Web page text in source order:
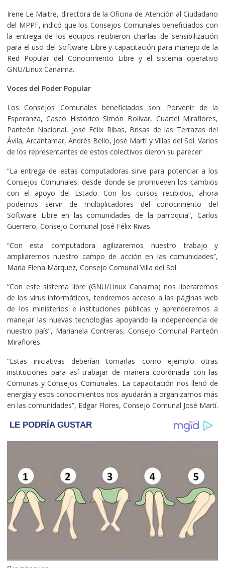
Irene Le Maitre, directora de la Oficina de Atención al Ciudadano
del MPPF, indicó que los Consejos Comunales beneficiados con
la entrega de los equipos recibieron charlas de sensibilización
para el uso del Software Libre y capacitación para manejo de la
Red Popular del Conocimiento Libre y el sistema operativo
GNU/Linux Canaima.
Voces del Poder Popular
Los Consejos Comunales beneficiados son: Porvenir de la
Esperanza, Casco Histórico Simón Bolívar, Cuartel Miraflores,
Panteón Nacional, José Félix Ribas, Brisas de las Terrazas del
Ávila, Arcantamar, Andrés Bello, José Martí y Villas del Sol. Varios
de los representantes de estos colectivos dieron su parecer:
“La entrega de estas computadoras sirve para potenciar a los
Consejos Comunales, desde donde se promueven los cambios
con el apoyo del Estado. Con los cursos recibidos, ahora
podemos servir de multiplicadores del conocimiento del
Software Libre en las comunidades de la parroquia”, Carlos
Guerrero, Consejo Comunal José Félix Rivas.
“Con esta computadora agilizaremos nuestro trabajo y
ampliaremos nuestro campo de acción en las comunidades”,
María Elena Márquez, Consejo Comunal Villa del Sol.
“Con este sistema libre (GNU/Linux Canaima) nos liberaremos
de los virus informáticos, tendremos acceso a las páginas web
de los ministerios e instituciones públicas y aprenderemos a
manejar las nuevas tecnologías apoyando la independencia de
nuestro país”, Marianela Contreras, Consejo Comunal Panteón
Miraflores.
“Estas iniciativas deberían tomarlas como ejemplo otras
instituciones para así trabajar de manera coordinada con las
Comunas y Consejos Comunales. La capacitación nos llenó de
energía y esos conocimientos nos ayudarán a organizarnos más
en las comunidades”, Edgar Flores, Consejo Comunal José Martí.